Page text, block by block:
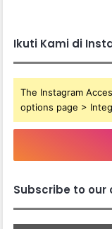
Ikuti Kami di
The Instagram
options page >
Subscribe to our